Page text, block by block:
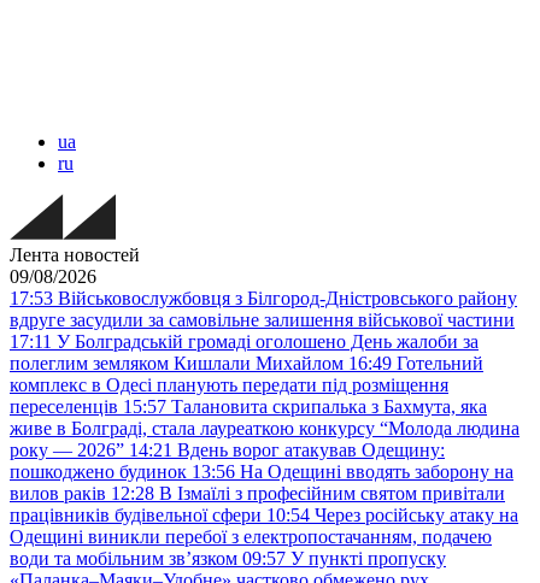
ua
ru
Лента новостей
09/08/2026
17:53 Військовослужбовця з Білгород-Дністровського району
вдруге засудили за самовільне залишення військової частини
17:11 У Болградській громаді оголошено День жалоби за
полеглим земляком Кишлали Михайлом 16:49 Готельний
комплекс в Одесі планують передати під розміщення
переселенців 15:57 Талановита скрипалька з Бахмута, яка
живе в Болграді, стала лауреаткою конкурсу “Молода людина
року — 2026” 14:21 Вдень ворог атакував Одещину:
пошкоджено будинок 13:56 На Одещині вводять заборону на
вилов раків 12:28 В Ізмаїлі з професійним святом привітали
працівників будівельної сфери 10:54 Через російську атаку на
Одещині виникли перебої з електропостачанням, подачею
води та мобільним звʼязком 09:57 У пункті пропуску